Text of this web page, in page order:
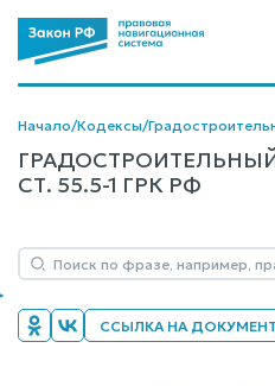
Начало/Кодексы/
СТ. 55.5-1 ГРК РФ
ССЫЛКА НА ДОКУМЕНТ